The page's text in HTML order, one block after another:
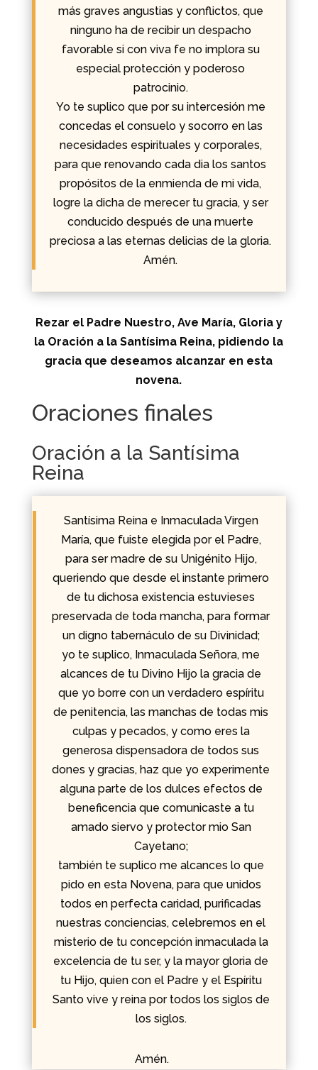
más graves angustias y conflictos, que
ninguno ha de recibir un despacho
favorable si con viva fe no implora su
especial protección y poderoso
patrocinio.
Yo te suplico que por su intercesión me
concedas el consuelo y socorro en las
necesidades espirituales y corporales,
para que renovando cada dia los santos
propósitos de la enmienda de mi vida,
logre la dicha de merecer tu gracia, y ser
conducido después de una muerte
preciosa a las eternas delicias de la gloria.
Amén.
Rezar el Padre Nuestro, Ave María, Gloria y
la Oración a la Santísima Reina, pidiendo la
gracia que deseamos alcanzar en esta
novena.
Oraciones finales
Oración a la Santísima
Reina
Santísima Reina e Inmaculada Virgen
María, que fuiste elegida por el Padre,
para ser madre de su Unigénito Hijo,
queriendo que desde el instante primero
de tu dichosa existencia estuvieses
preservada de toda mancha, para formar
un digno tabernáculo de su Divinidad;
yo te suplico, Inmaculada Señora, me
alcances de tu Divino Hijo la gracia de
que yo borre con un verdadero espíritu
de penitencia, las manchas de todas mis
culpas y pecados, y como eres la
generosa dispensadora de todos sus
dones y gracias, haz que yo experimente
alguna parte de los dulces efectos de
beneficencia que comunicaste a tu
amado siervo y protector mio San
Cayetano;
también te suplico me alcances lo que
pido en esta Novena, para que unidos
todos en perfecta caridad, purificadas
nuestras conciencias, celebremos en el
misterio de tu concepción inmaculada la
excelencia de tu ser, y la mayor gloria de
tu Hijo, quien con el Padre y el Espíritu
Santo vive y reina por todos los siglos de
los siglos.
Amén.